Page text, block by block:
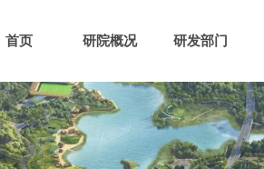
首页 研院概况 研发部门